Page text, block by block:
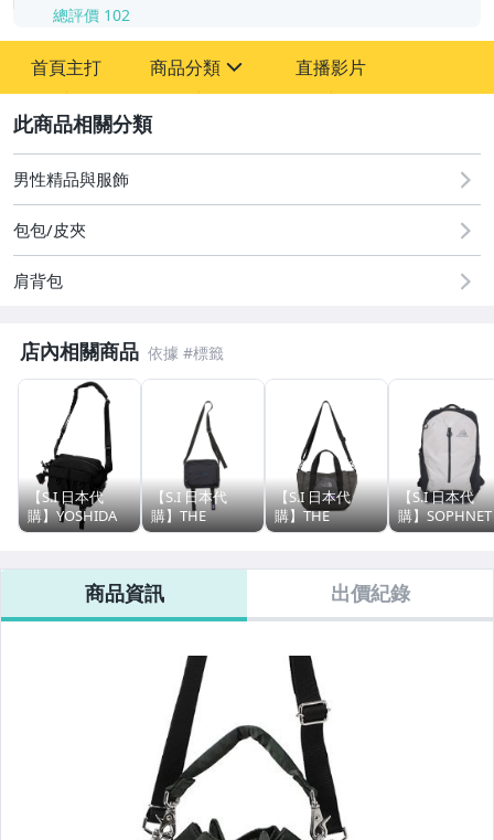
總評價 102
首頁主打 商品分類
男性精品與服飾
直播影片
男性精品與服飾
包包/皮夾
肩背包
店內相關商品
【S.I 日本代
購】YOSHIDA
PORTER
SHOULDER
【S.I 日本代
購】THE
NORTH FACE
CORDURA
Nylon Shoulder
Bag
【S.I 日本代
購】THE
NORTH FACE
CORDURA
Nylon Shoulder
【S.I 日本代
購】SOPHNET
GREGORY
Dyneema®
backpack
商品資訊 出價紀錄